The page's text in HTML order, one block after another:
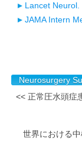
Lancet Neurol.
JAMA Intern
Neurosurgery
<< 正常圧水頭症
世界における